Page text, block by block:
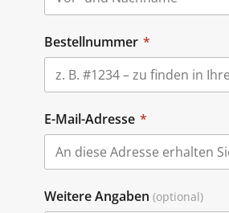
Bestellnummer *
E-Mail-Adresse *
Weitere Angaben (optional)